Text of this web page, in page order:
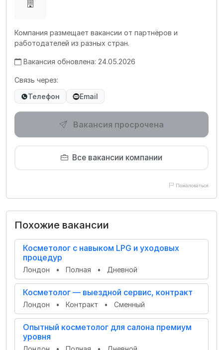
Компания размещает вакансии от партнёров и
работодателей из разных стран.
Вакансия обновлена: 24.05.2026
Связь через:
Телефон
Email
Вакансия просрочена
Все вакансии компании
Пожаловаться
Похожие вакансии
Косметолог с навыком LPG и уходовых
процедур
Лондон • Полная • Дневной
Косметолог — выездной сервис, контракт
Лондон • Контракт • Сменный
Опытный косметолог для салона премиум
уровня